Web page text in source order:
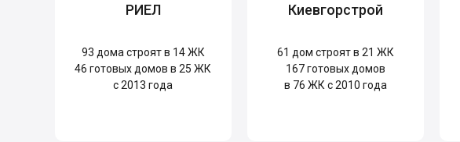
РИЕЛ
93 дома строят в 14 ЖК
46 готовых домов в 25 ЖК
с 2013 года
Киевгорстрой
61 дом строят в 21 ЖК
167готовых домов
в 76 ЖК с 2010 года